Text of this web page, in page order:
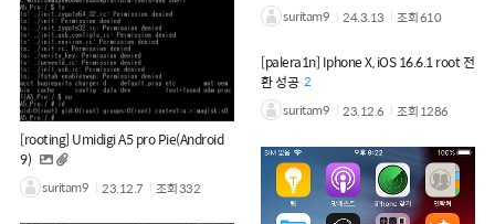
suritam9 24.3.13 조회610
[rooting] Umidigi A5 pro Pie(Android
9)
suritam9 23.12.7 조회332
[palera1n] Iphone X, iOS 16.6.1 root 전
환 성공 2
suritam9
23.12.6 조회1286